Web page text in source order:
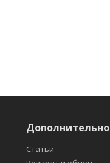
Дополнительно
Статьи